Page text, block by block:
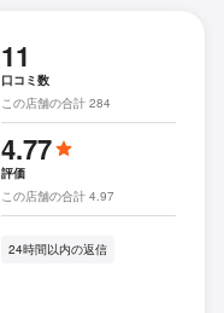
11
口コミ数
この店舗の合計 284
4.77
評価
この店舗の合計 4.97
24時間以内の返信